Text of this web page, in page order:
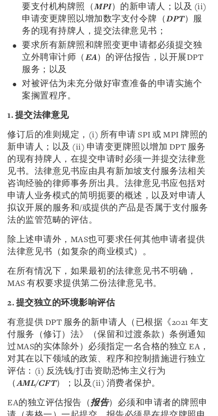
要支付机构牌照（MPI）的新申请人；以及 (ii)
申请变更牌照以增加数字支付令牌（DPT）服
务的现有持牌人，提交法律意见书；
要求所有新牌照和牌照变更申请都必须提交独
立外聘审计师（ EA）的评估报告，以开展DPT
服务；以及
对被评估为未充分做好审查准备的申请实施个
案搁置程序。
1. 提交法律意见
修订后的准则规定，(i) 所有申请 SPI 或 MPI 牌照的
新申请人；以及 (ii) 申请变更牌照以增加 DPT 服务
的现有持牌人，在提交申请时必须一并提交法律意
见书。法律意见书应由具有新加坡支付服务法相关
咨询经验的律师事务所出具。法律意见书应包括对
申请人业务模式的简明扼要的概述，以及对申请人
拟议开展的服务和/或提供的产品是否属于支付服务
法的监管范畴的评估。
除上述申请外，MAS也可要求任何其他申请者提供
法律意见书（如复杂的商业模式）。
在所有情况下，如果最初的法律意见书不明确，
MAS 有权要求提供第二份法律意见书。
2. 提交独立的环境影响评估
有意提供 DPT 服务的新申请人（已根据《2021 年支
付服务（修订）法》（保留和过渡条款）条例通知
过MAS的实体除外）必须指定一名合格的独立 EA，
对其在以下领域的政策、程序和控制措施进行独立
评估：(i) 反洗钱/打击资助恐怖主义行为
（AML/CFT）；以及(ii) 消费者保护。
EA的独立评估报告（ 报告）必须和申请者的牌照申